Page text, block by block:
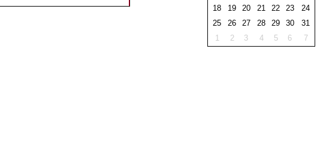
18
19 20 21 22 23
24
25
26 27 28 29 30
31
1
2 3 4 5 6 7